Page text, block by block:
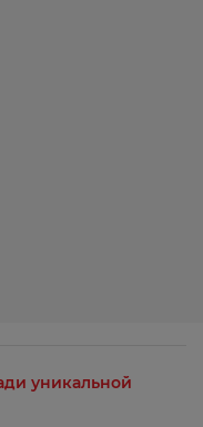
уникальной